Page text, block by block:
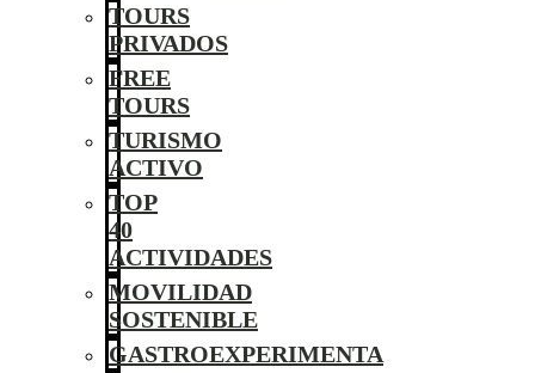
TOURS
PRIVADOS
FREE
TOURS
TURISMO
ACTIVO
TOP
40
ACTIVIDADES
MOVILIDAD
SOSTENIBLE
GASTROEXPERIMENTA